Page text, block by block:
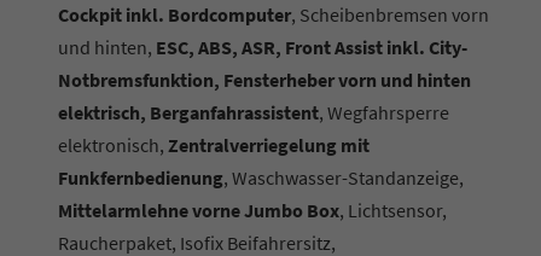
Cockpit inkl. Bordcomputer, Scheibenbremsen vorn
und hinten, ESC, ABS, ASR, Front Assist inkl. City-
Notbremsfunktion, Fensterheber vorn und hinten
elektrisch, Berganfahrassistent, Wegfahrsperre
elektronisch, Zentralverriegelung mit
Funkfernbedienung, Waschwasser-Standanzeige,
Mittelarmlehne vorne Jumbo Box, Lichtsensor,
Raucherpaket, Isofix Beifahrersitz,